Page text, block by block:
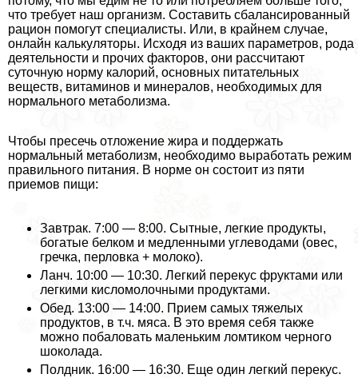
что требует наш организм. Составить сбалансированный
рацион помогут специалисты. Или, в крайнем случае,
онлайн калькуляторы. Исходя из ваших параметров, рода
деятельности и прочих факторов, они рассчитают
суточную норму калорий, основных питательных
веществ, витаминов и минералов, необходимых для
нормального метаболизма.
Чтобы пресечь отложение жира и поддержать
нормальный метаболизм, необходимо выработать режим
правильного питания. В норме он состоит из пяти
приемов пищи:
Завтpaк. 7:00 — 8:00. Сытные, легкие продукты,
богатые белком и медленными углеводами (овес,
гречка, перловка + молоко).
Ланч. 10:00 — 10:30. Легкий перекус фруктами или
легкими кисломолочными продуктами.
Обед. 13:00 — 14:00. Прием самых тяжелых
продуктов, в т.ч. мяса. В это время себя также
можно побаловать маленьким ломтиком черного
шоколада.
Полдник. 16:00 — 16:30. Еще один легкий перекус.